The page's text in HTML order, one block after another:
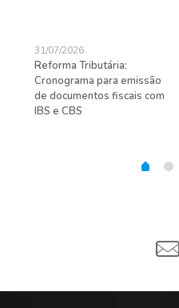
31/07/2026
Reforma Tributária:
Cronograma para emissão
de documentos fiscais com
IBS e CBS